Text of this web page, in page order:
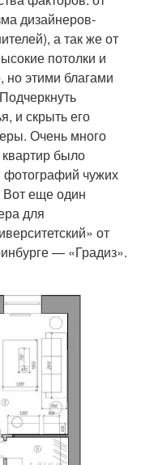
дизайнеров-
а так же от
потолки и
этими благами
и скрыть его
Очень много
было
фотографий чужих
Вот еще один
для
от
— «Градиз».